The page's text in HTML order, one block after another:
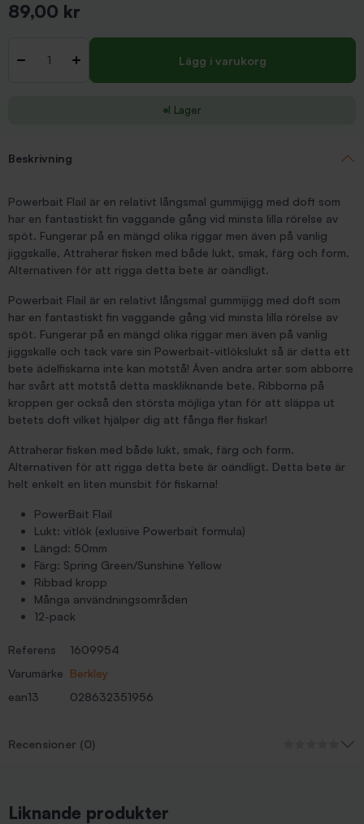
89,00 kr
- + Lägg i varukorg
I Lager
Beskrivning
Powerbait Flail är en relativt långsmal gummijigg med doft som
har en fantastiskt fin vaggande gång vid minsta lilla rörelse av
spöt. Fungerar på en mängd olika riggar men även på vanlig
jiggskalle, Attraherar fisken med både lukt, smak, färg och form.
Alternativen för att rigga detta bete är oändligt.
Powerbait Flail är en relativt långsmal gummijigg med doft som
har en fantastiskt fin vaggande gång vid minsta lilla rörelse av
spöt. Fungerar på en mängd olika riggar men även på vanlig
jiggskalle och tack vare sin Powerbait-vitlökslukt så är detta ett
bete ädelfiskarna inte kan motstå! Även andra arter som abborre
har svårt att motstå detta maskliknande bete. Ribborna på
kroppen ger också den största möjliga ytan för att släppa ut
betets doft vilket hjälper dig att fånga fler fiskar!
Attraherar fisken med både lukt, smak, färg och form.
Alternativen för att rigga detta bete är oändligt. Detta bete är
helt enkelt en liten munsbit för fiskarna!
PowerBait Flail
Lukt: vitlök (exlusive Powerbait formula)
Längd: 50mm
Färg: Spring Green/Sunshine Yellow
Ribbad kropp
Många användningsområden
12-pack
Referens
1609954
Varumärke Berkley
ean13
028632351956
Recensioner (0)
Liknande produkter